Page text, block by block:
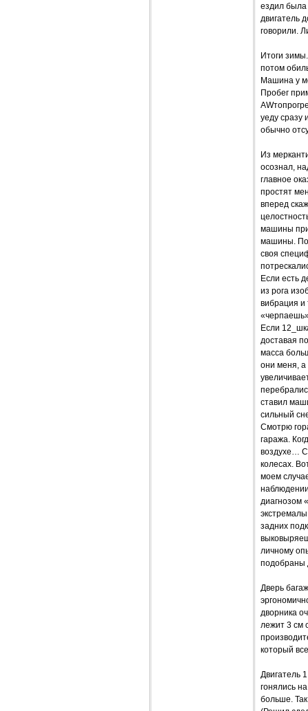
ездил была
двигатель
говорили.
Итоги
потом
Машина у
Пробег
уеду сразу
обычно
Из
осознал,
главное
простят
вперед
машины при
машины.
своя
Если есть
из рога
вибрация и
Если
доставая
масса
они меня, а
ставил
сильный
Смотрю
гаража.
воздухе…
колесах.
моем
диагнозом
задних
личному
подобраны
Дверь
дворника
лежит 3 см
который
Двигатель
гонялись
больше.